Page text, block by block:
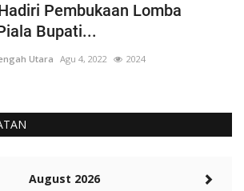
Pembukaan Lomba
Bupati...
Utara Agu 4, 2022 2024
August 2026